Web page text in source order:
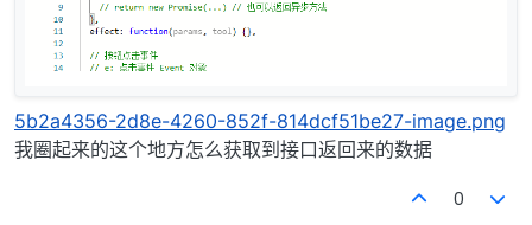
5b2a4356-2d8e-4260-852f-814dcf51be27-image.png
我圈起来的这个地方怎么获取到接口返回来的数据
0